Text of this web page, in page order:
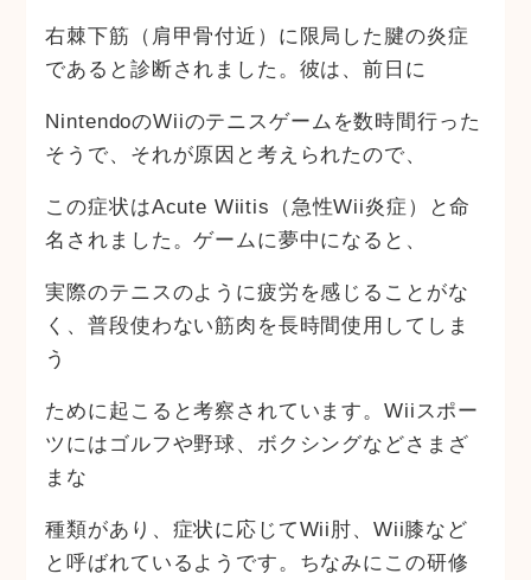
右棘下筋（肩甲骨付近）に限局した腱の炎症
であると診断されました。彼は、前日に
NintendoのWiiのテニスゲームを数時間行った
そうで、それが原因と考えられたので、
この症状はAcute Wiitis（急性Wii炎症）と命
名されました。ゲームに夢中になると、
実際のテニスのように疲労を感じることがな
く、普段使わない筋肉を長時間使用してしま
う
ために起こると考察されています。Wiiスポー
ツにはゴルフや野球、ボクシングなどさまざ
まな
種類があり、症状に応じてWii肘、Wii膝など
と呼ばれているようです。ちなみにこの研修